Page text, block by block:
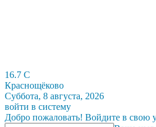
16.7 C
Краснощёково
Суббота, 8 августа, 2026
войти в систему
Добро пожаловать! Войдите в свою